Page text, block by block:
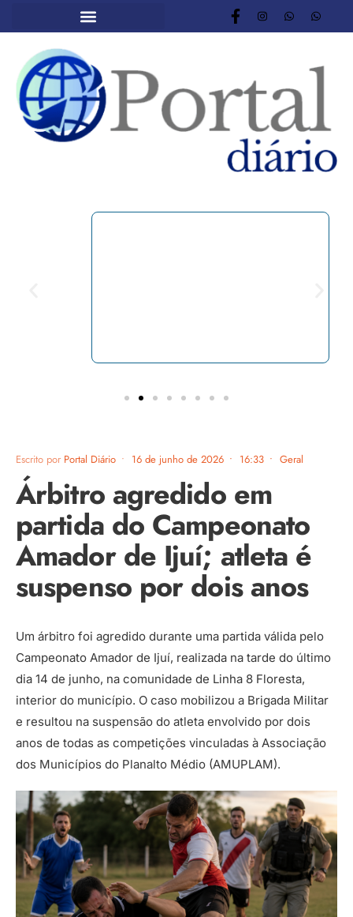
Escrito por Portal Diário • 16 de junho de 2026 • 16:33 • Geral
Árbitro agredido em
partida do Campeonato
Amador de Ijuí; atleta é
suspenso por dois anos
Um árbitro foi agredido durante uma partida válida pelo
Campeonato Amador de Ijuí, realizada na tarde do último
dia 14 de junho, na comunidade de Linha 8 Floresta,
interior do município. O caso mobilizou a Brigada Militar
e resultou na suspensão do atleta envolvido por dois
anos de todas as competições vinculadas à Associação
dos Municípios do Planalto Médio (AMUPLAM).